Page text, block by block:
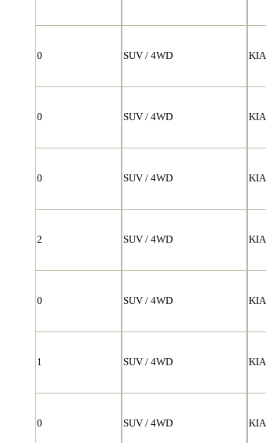
0 SUV / 4WD KIA
0 SUV / 4WD KIA
0 SUV / 4WD KIA
2 SUV / 4WD KIA
0 SUV / 4WD KIA
1 SUV / 4WD KIA
0 SUV / 4WD KIA